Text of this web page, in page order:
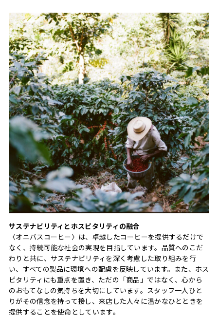
サステナビリティとホスピタリティの融合
〈オニバスコーヒー〉は、卓越したコーヒーを提供するだけで
なく、持続可能な社会の実現を目指しています。品質へのこだ
わりと共に、サステナビリティを深く考慮した取り組みを行
い、すべての製品に環境への配慮を反映しています。また、ホス
ピタリティにも重点を置き、ただの「商品」ではなく、心から
のおもてなしの気持ちを大切にしています。スタッフ一人ひと
りがその信念を持って接し、来店した人々に温かなひとときを
提供することを使命としています。